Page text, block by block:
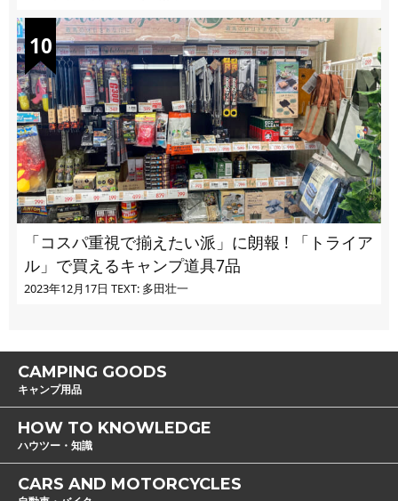
「コスパ重視で揃えたい派」に朗報 ! 「トライア
ル」で買えるキャンプ道具7品
2023年12月17日 TEXT: 多田壮一
CAMPING GOODS
キャンプ用品
HOW TO KNOWLEDGE
ハウツー・知識
CARS AND MOTORCYCLES